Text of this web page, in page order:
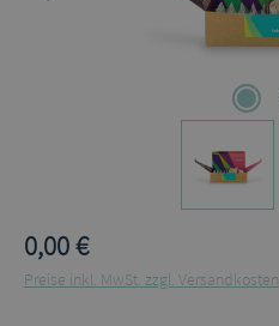
0,00 €
Preise inkl. MwSt. zzgl. Versandkosten